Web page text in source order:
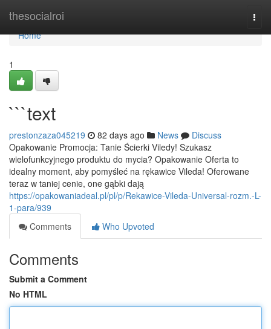
thesocialroi
Home
Home
1
```text
prestonzaza045219 82 days ago News
Discuss
Opakowanie Promocja: Tanie Ścierki Viledy! Szukasz
wielofunkcyjnego produktu do mycia? Opakowanie Oferta to
idealny moment, aby pomyśleć na rękawice Vileda! Oferowane
teraz w taniej cenie, one gąbki dają
https://opakowaniadeal.pl/pl/p/Rekawice-Vileda-Universal-rozm.-L-
1-para/939
Comments
Who Upvoted
Comments
Submit a Comment
No HTML